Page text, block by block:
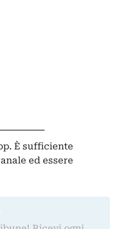
È sufficiente
ed essere